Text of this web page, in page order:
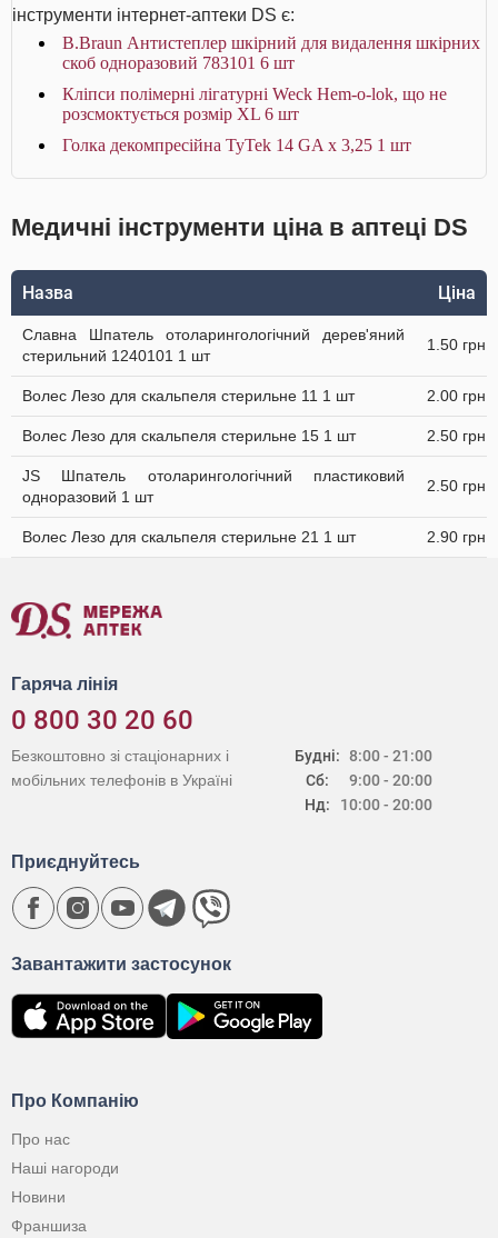
інструменти інтернет-аптеки DS є:
B.Braun Антистеплер шкірний для видалення шкірних
скоб одноразовий 783101 6 шт
Кліпси полімерні лігатурні Weck Hem-o-lok, що не
розсмоктується розмір XL 6 шт
Голка декомпресійна TyTek 14 GA х 3,25 1 шт
Медичні інструменти ціна в аптеці DS
Назва Ціна
Славна Шпатель отоларингологічний дерев'яний
стерильний 1240101 1 шт
1.50 грн
Волес Лезо для скальпеля стерильне 11 1 шт 2.00 грн
Волес Лезо для скальпеля стерильне 15 1 шт 2.50 грн
JS Шпатель отоларингологічний пластиковий
одноразовий 1 шт
2.50 грн
Волес Лезо для скальпеля стерильне 21 1 шт 2.90 грн
Гаряча лінія
0 800 30 20 60
Будні:
Сб:
Нд:
8:00 - 21:00
9:00 - 20:00
10:00 - 20:00
Безкоштовно зі стаціонарних і
мобільних телефонів в Україні
Про Компанію
Про нас
Наші нагороди
Новини
Франшиза
Завантажити застосунок
Приєднуйтесь